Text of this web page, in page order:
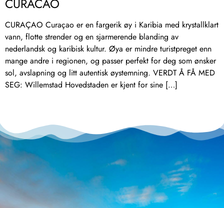
CURACAO
CURAÇAO Curaçao er en fargerik øy i Karibia med krystallklart
vann, flotte strender og en sjarmerende blanding av
nederlandsk og karibisk kultur. Øya er mindre turistpreget enn
mange andre i regionen, og passer perfekt for deg som ønsker
sol, avslapning og litt autentisk øystemning. VERDT Å FÅ MED
SEG: Willemstad Hovedstaden er kjent for sine […]